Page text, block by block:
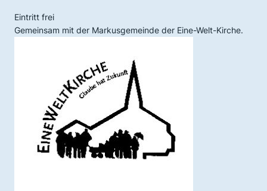
Eintritt frei
Gemeinsam mit der Markusgemeinde der Eine-Welt-Kirche.